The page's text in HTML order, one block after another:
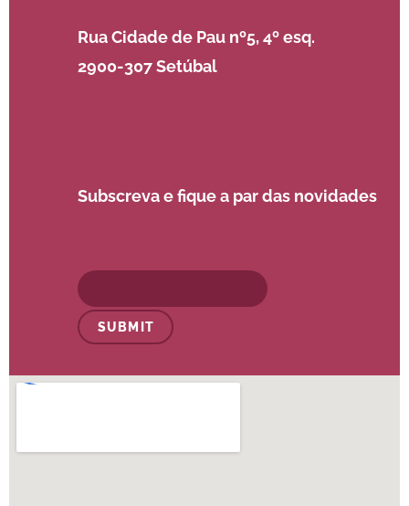
Rua Cidade de Pau nº5, 4º esq.
2900-307 Setúbal
Subscreva e fique a par das novidades